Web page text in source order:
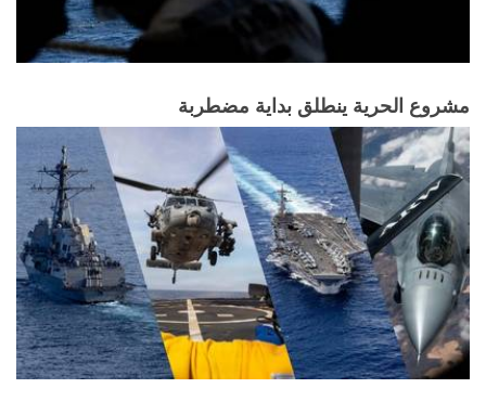
مشروع الحرية ينطلق بداية مضطربة